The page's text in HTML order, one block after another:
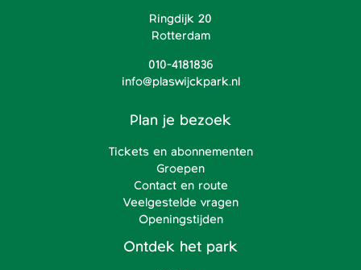
Ringdijk 20
Rotterdam
010-4181836
info@plaswijckpark.nl
Plan je bezoek
Tickets en abonnementen
Groepen
Contact en route
Veelgestelde vragen
Openingstijden
Ontdek het park